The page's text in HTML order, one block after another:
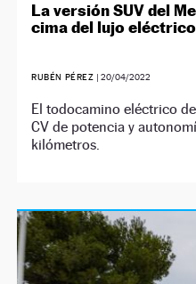
La versión SUV del
cima del lujo eléctrico
RUBÉN PÉREZ |20/04/2022
El todocamino eléctrico
CV de potencia y
kilómetros.